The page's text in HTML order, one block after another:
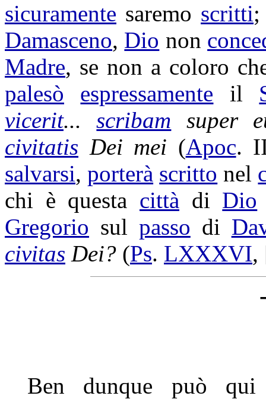
sicuramente saremo scritti;
Damasceno, Dio non
Madre, se non a coloro
palesò
espressamente il
vicerit...scribam super
civitatis Dei mei (Apoc.
salvarsi,porterà scritto nel
chi è questa città di Dio
Gregorio sul passo di
civitas Dei? (Ps. LXXXVI,
Ben dunque può